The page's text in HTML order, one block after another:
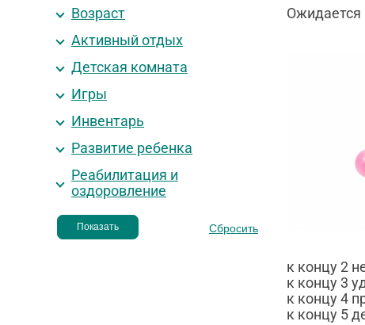
Возраст
Активный отдых
Детская комната
Игры
Инвентарь
Развитие ребенка
Реабилитация и
оздоровление
Ожидается
к концу 2
к концу 3
к концу 4
к концу 5